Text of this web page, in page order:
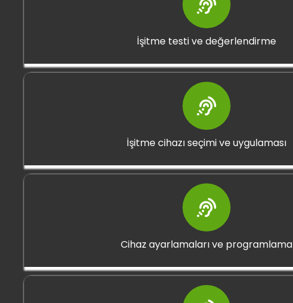
İşitme testi ve değerlendirme
İşitme cihazı seçimi ve uygulaması
Cihaz ayarlamaları ve programlama